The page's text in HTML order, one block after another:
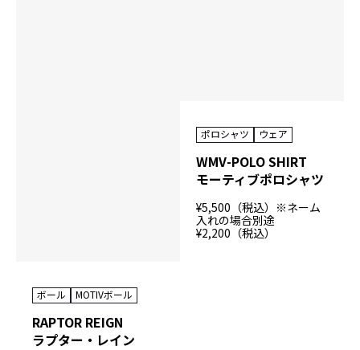
ボール MOTIVボール
RAPTOR REIGN
ラプター・レイン
ポロシャツ ウェア
WMV-POLO SHIRT
モーティブポロシャツ
¥5,500（税込）※ネーム
入れの場合別途
¥2,200（税込）